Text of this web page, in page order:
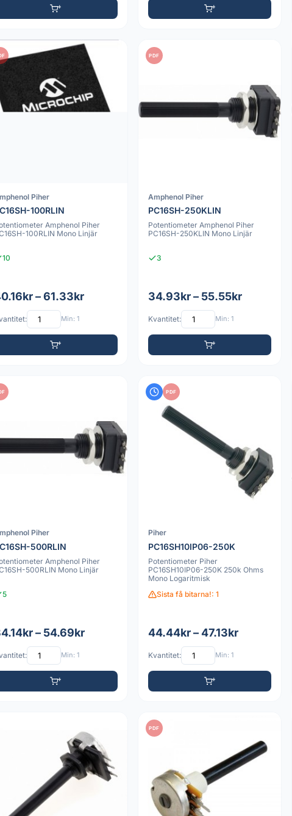
Piher
100RLIN
Amphenol Piher
100RLIN Mono Linjär
10
– 61.33kr
Min: 1
PDF
Amphenol Piher
PC16SH-250KLIN
Potentiometer Amphenol Piher
PC16SH-250KLIN Mono Linjär
3
34.93kr – 55.55kr
Kvantitet: Min: 1
Piher
500RLIN
Amphenol Piher
500RLIN Mono Linjär
5
– 54.69kr
Min: 1
PDF
Piher
PC16SH10IP06-250K
Potentiometer Piher
PC16SH10IP06-250K 250k Ohms
Mono Logaritmisk
Sista få bitarna!: 1
44.44kr – 47.13kr
Kvantitet: Min: 1
PDF